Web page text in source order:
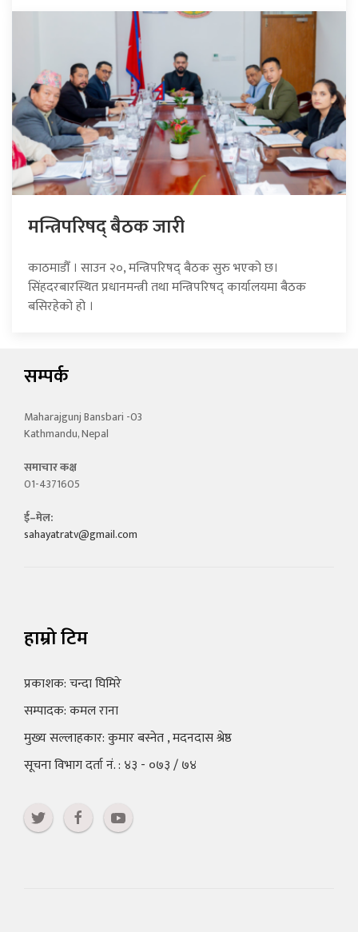
मन्त्रिपरिषद् बैठक जारी
काठमाडौँ । साउन २०, मन्त्रिपरिषद् बैठक सुरु भएको छ।
सिंहदरबारस्थित प्रधानमन्त्री तथा मन्त्रिपरिषद् कार्यालयमा बैठक
बसिरहेको हो ।
सम्पर्क
Maharajgunj Bansbari -03
Kathmandu, Nepal
समाचार कक्ष
01-4371605
ई–मेल:
sahayatratv@gmail.com
हाम्रो टिम
प्रकाशक: चन्दा घिमिरे
सम्पादक: कमल राना
मुख्य सल्लाहकार: कुमार बस्नेत , मदनदास श्रेष्ठ
सूचना विभाग दर्ता नं. : ४३ - ०७३ / ७४